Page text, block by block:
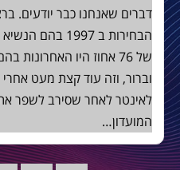
דברים שאנחנו כבר יודעים.
הבחירות ב 1997
של 76 אחוז היו
וברור, וזה עוד קצת מעט
לאינטר לאחר שסירב לשפר
המועדון…